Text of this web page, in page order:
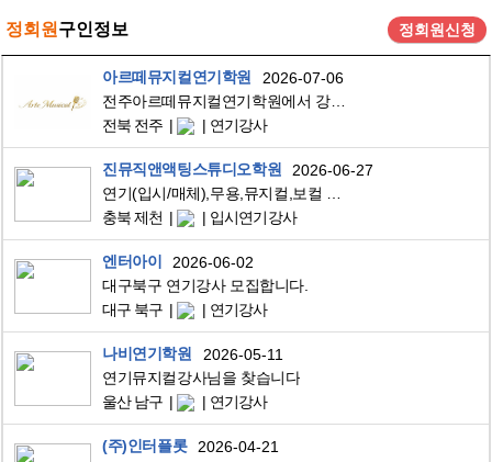
정회원 구인정보 정회원신청
아르떼뮤지컬연기학원
2026-07-06
전주아르떼뮤지컬연기학원에서 강사님을 구합니다
전북 전주
연기강사
진뮤직앤액팅스튜디오학원
2026-06-27
충북 제천
입시연기강사
엔터아이
2026-06-02
대구북구 연기강사 모집합니다.
대구 북구
연기강사
나비연기학원
2026-05-11
연기뮤지컬강사님을 찾습니다
울산 남구
연기강사
(주)인터플롯
2026-04-21